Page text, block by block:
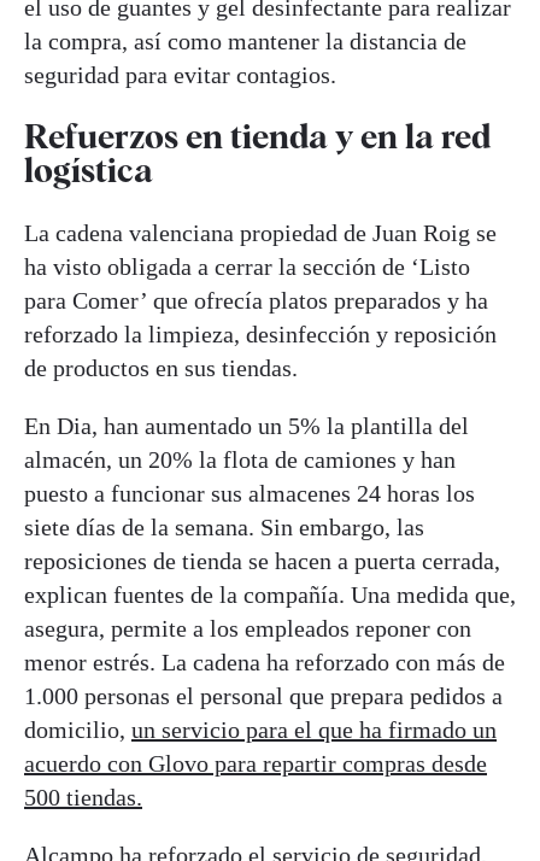
el uso de guantes y gel desinfectante para realizar
la compra, así como mantener la distancia de
seguridad para evitar contagios.
Refuerzos en tienda y en la red
logística
La cadena valenciana propiedad de Juan Roig se
ha visto obligada a cerrar la sección de ‘Listo
para Comer’ que ofrecía platos preparados y ha
reforzado la limpieza, desinfección y reposición
de productos en sus tiendas.
En Dia, han aumentado un 5% la plantilla del
almacén, un 20% la flota de camiones y han
puesto a funcionar sus almacenes 24 horas los
siete días de la semana. Sin embargo, las
reposiciones de tienda se hacen a puerta cerrada,
explican fuentes de la compañía. Una medida que,
asegura, permite a los empleados reponer con
menor estrés. La cadena ha reforzado con más de
1.000 personas el personal que prepara pedidos a
domicilio, un servicio para el que ha firmado un
acuerdo con Glovo para repartir compras desde
500 tiendas.
Alcampo ha reforzado el servicio de seguridad,